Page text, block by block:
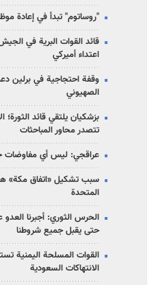
"روساتوم" تبدأ في إعادة
قائد القوات البرية في
اعتداء أميركي
وقفة احتجاجية في برلين
الصهیوني
بزشكيان يلتقي قائد
تتصدر محاور المباحثات
عراقجي: ليس أي مفاوضات
سبب تشكيل «اتفاق مكة»
المتحدة
الحرس الثوري: أجبرنا
حتى يقبل جميع شروطنا
القوات المسلحة اليمنية
الانتهاكات السعودية